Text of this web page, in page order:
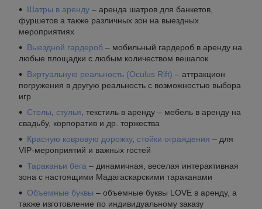
Шатры в аренду – аренда шатров для банкетов,
фуршетов а также различных зон на выездных
мероприятиях
Выездной гардероб – мобильный гардероб в аренду на
любые площадки с любым количеством вешалок
Виртуальную реальность (Oculus Rift) – аттракцион
погружения в другую реальность с возможностью выбора
игр
Столы стулья , текстиль в аренду – мебель в аренду на
свадьбу, корпоратив и др. торжества
Красную ковровую дорожку, стойки ограждения – для
VIP-мероприятий и важных гостей
Тараканьи бега – динамичная, веселая интерактивная
зона с настоящими Мадагаскарскими тараканами
Объемные буквы – объемные буквы LOVE в аренду, а
также изготовление по индивидуальному заказу